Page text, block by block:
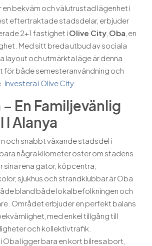
en bekväm och välutrustad lägenhet i
eftertraktade stadsdelar, erbjuder
2+1 fastighet i Olive City Oba , en
Med sitt breda utbud av sociala
layout och utmärkta läge är denna
både semesteranvändning och
Investera i Olive City
En Familjevänlig
Alanya
och snabbt växande stadsdel i
några kilometer öster om stadens
sina rena gator, köpcentra,
sjukhus och strandklubbar är Oba
bland både lokalbefolkningen och
Området erbjuder en perfekt balans
med enkel tillgång till
och kollektivtrafik.
Oba ligger bara en kort bilresa bort,